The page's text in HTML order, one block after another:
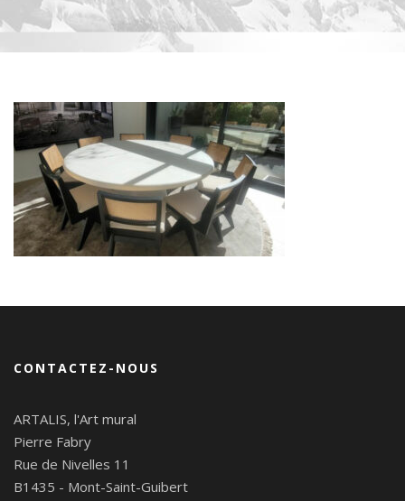
CONTACTEZ-NOUS
ARTALIS, l'Art mural
Pierre Fabry
Rue de Nivelles 11
B1435 - Mont-Saint-Guibert